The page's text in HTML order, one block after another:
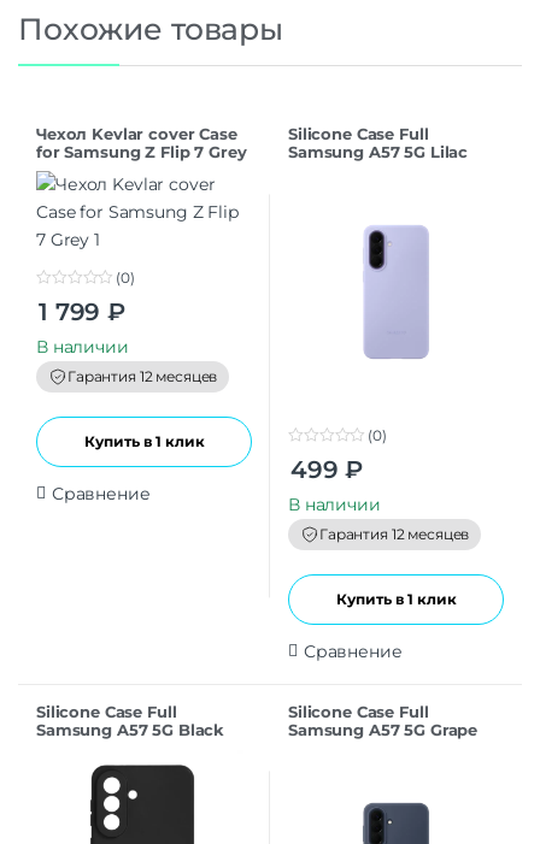
Похожие товары
Чехол Kevlar cover Case
for Samsung Z Flip 7 Grey
t
o
f
5
(0)
1 799 ₽
В наличии
Гарантия 12 месяцев
Купить в 1 клик
Сравнение
Silicone Case Full
Samsung A57 5G Lilac
o
t
o
f
5
(0)
499 ₽
В наличии
Гарантия 12 месяцев
Купить в 1 клик
Сравнение
Silicone Case Full
Samsung A57 5G Black
Silicone Case Full
Samsung A57 5G Grape